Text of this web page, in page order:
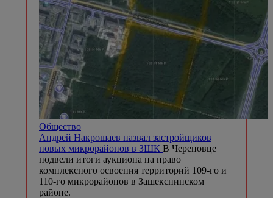
Общество
Андрей Накрошаев назвал застройщиков
новых микрорайонов в ЗШК В Череповце
подвели итоги аукциона на право
комплексного освоения территорий 109-го и
110-го микрорайонов в Зашекснинском
районе.